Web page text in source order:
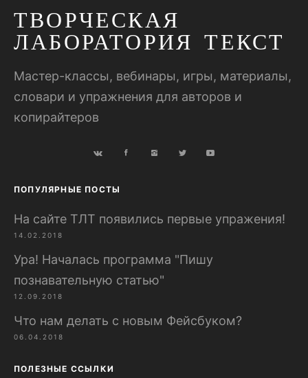
ТВОРЧЕСКАЯ
ЛАБОРАТОРИЯ ТЕКСТ
Мастер-классы, вебинары, игры, материалы,
словари и упражнения для авторов и
копирайтеров
ПОПУЛЯРНЫЕ ПОСТЫ
На сайте ТЛТ появились первые упражения!
14.02.2018
Ура! Началась программа "Пишу
познавательную статью"
12.09.2018
Что нам делать с новым Фейсбуком?
06.04.2018
ПОЛЕЗНЫЕ ССЫЛКИ